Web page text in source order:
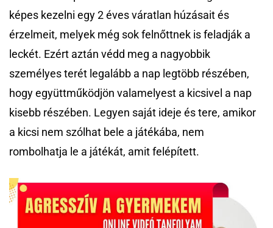
képes kezelni egy 2 éves váratlan húzásait és
érzelmeit, melyek még sok felnőttnek is feladják a
leckét. Ezért aztán védd meg a nagyobbik
személyes terét legalább a nap legtöbb részében,
hogy együttműködjön valamelyest a kicsivel a nap
kisebb részében. Legyen saját ideje és tere, amikor
a kicsi nem szólhat bele a játékába, nem
rombolhatja le a játékát, amit felépített.